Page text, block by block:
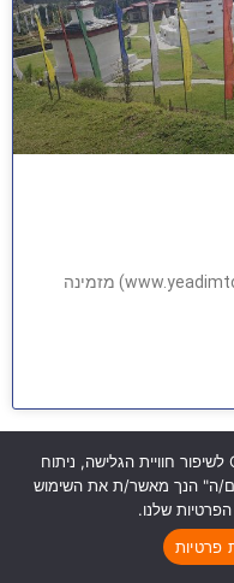
יעדים טיולים פרטיים זקס (www.yeadimtours.com) מזמינה
האתר שלנו עושה שימוש בקובצי Cookies לשיפור חוויית הגלישה, ניתוח
ה" הנך מאשר/ת את השימוש
שלנו.
פרטיות